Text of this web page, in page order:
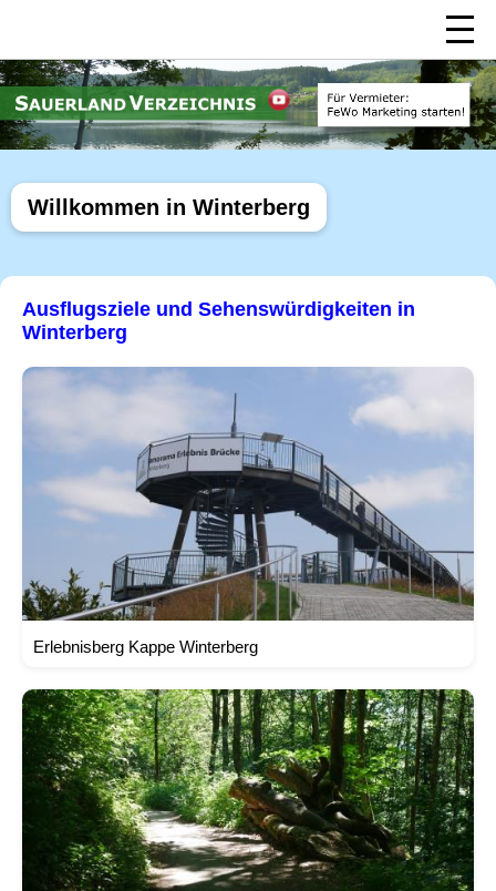
Willkommen in Winterberg
Ausflugsziele und Sehenswürdigkeiten in
Winterberg
Erlebnisberg Kappe Winterberg